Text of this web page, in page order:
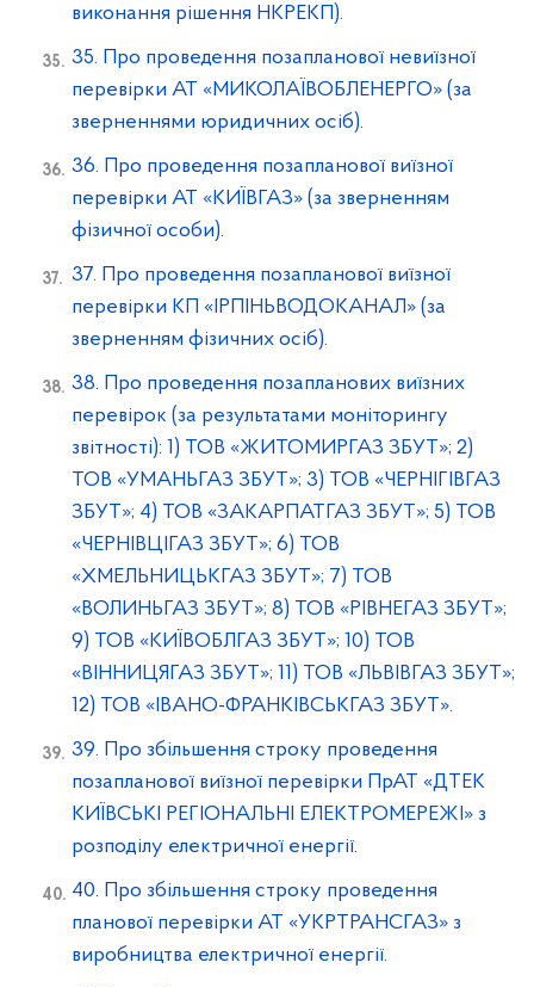
виконання рішення НКРЕКП).
35. Про проведення позапланової невиїзної
перевірки АТ «МИКОЛАЇВОБЛЕНЕРГО» (за
зверненнями юридичних осіб).
36. Про проведення позапланової виїзної
перевірки АТ «КИЇВГАЗ» (за зверненням
фізичної особи).
37. Про проведення позапланової виїзної
перевірки КП «ІРПІНЬВОДОКАНАЛ» (за
зверненням фізичних осіб).
38. Про проведення позапланових виїзних
перевірок (за результатами моніторингу
звітності): 1) ТОВ «ЖИТОМИРГАЗ ЗБУТ»; 2)
ТОВ «УМАНЬГАЗ ЗБУТ»; 3) ТОВ «ЧЕРНІГІВГАЗ
ЗБУТ»; 4) ТОВ «ЗАКАРПАТГАЗ ЗБУТ»; 5) ТОВ
«ЧЕРНІВЦІГАЗ ЗБУТ»; 6) ТОВ
«ХМЕЛЬНИЦЬКГАЗ ЗБУТ»; 7) ТОВ
«ВОЛИНЬГАЗ ЗБУТ»; 8) ТОВ «РІВНЕГАЗ ЗБУТ»;
9) ТОВ «КИЇВОБЛГАЗ ЗБУТ»; 10) ТОВ
«ВІННИЦЯГАЗ ЗБУТ»; 11) ТОВ «ЛЬВІВГАЗ ЗБУТ»;
12) ТОВ «ІВАНО-ФРАНКІВСЬКГАЗ ЗБУТ».
39. Про збільшення строку проведення
позапланової виїзної перевірки ПрАТ «ДТЕК
КИЇВСЬКІ РЕГІОНАЛЬНІ ЕЛЕКТРОМЕРЕЖІ» з
розподілу електричної енергії.
40. Про збільшення строку проведення
планової перевірки АТ «УКРТРАНСГАЗ» з
виробництва електричної енергії.